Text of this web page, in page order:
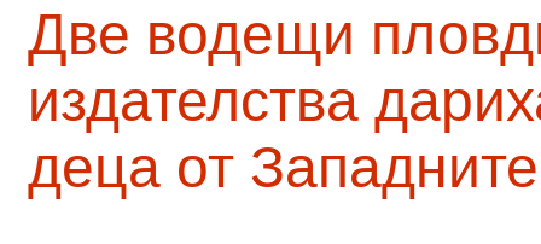
Две водещи
издателства
деца от